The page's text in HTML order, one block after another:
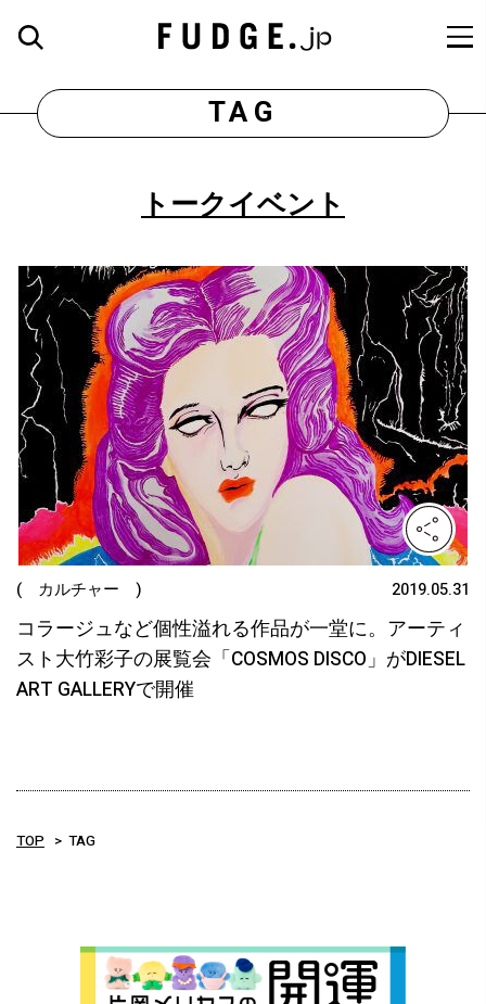
TAG
トークイベント
( カルチャー ) 2019.05.31
コラージュなど個性溢れる作品が一堂に。アーティ
スト大竹彩子の展覧会「COSMOS DISCO」がDIESEL
ART GALLERYで開催
TOP TAG